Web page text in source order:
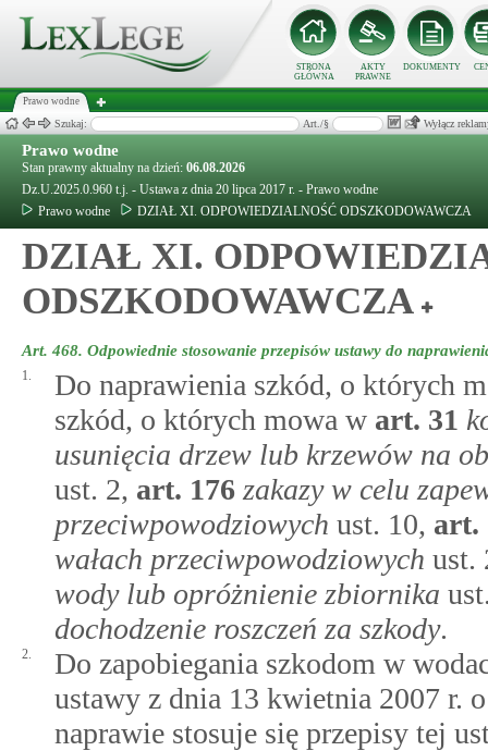
STRONA
GŁÓWNA
AKTY
PRAWNE
DOKUMENTY
Prawo wodne
Szukaj: Art./§ Wyłącz
Prawo wodne
Stan prawny aktualny na dzień: 06.08.2026
Dz.U.2025.0.960 t.j. - Ustawa z dnia 20 lipca 2017 r. - Prawo wodne
Prawo wodne
DZIAŁ XI. ODPOWIEDZIALNOŚĆ ODSZKODOWAWCZA
DZIAŁ XI.
ODSZKODOWAWCZA
Art. 468. Odpowiednie stosowanie przepisów ustawy do
1.
Do naprawienia szkód, o których
szkód, o których mowa w art. 31
usunięcia drzew lub krzewów na
ust. 2, art. 176 zakazy w celu
przeciwpowodziowych ust. 10, art.
wałach przeciwpowodziowych ust.
wody lub opróżnienie zbiornika
dochodzenie roszczeń za szkody.
2.
Do zapobiegania szkodom w
ustawy z dnia 13 kwietnia 2007 r.
naprawie stosuje się przepisy tej